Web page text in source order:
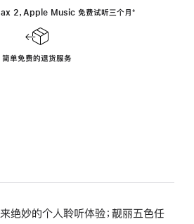
2，Apple Music 免费试听三个月 ‍脚
‍⁺
简单免费的退货服务
绝妙的个人聆听体验；靓丽五色任